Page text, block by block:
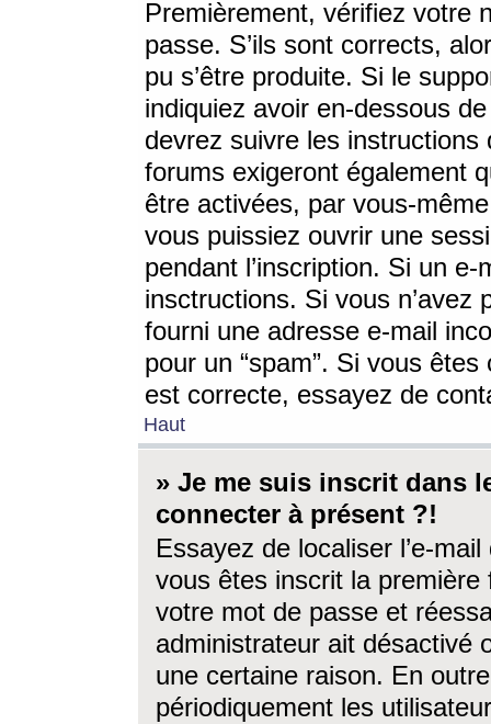
Premièrement, vérifiez votre
passe. S’ils sont corrects,
pu s’être produite. Si le
indiquiez avoir en-dessous
devrez suivre les
forums exigeront également
être activées, par vous-
vous puissiez ouvrir une
pendant l’inscription. Si un
insctructions. Si vous n’avez
fourni une adresse e-mail
pour un “spam”. Si vous
est correcte, essayez de
Haut
» Je me suis inscrit dans
connecter à présent ?!
Essayez de localiser l’e-
vous êtes inscrit la première
votre mot de passe et
administrateur ait désactivé
une certaine raison. En
périodiquement les